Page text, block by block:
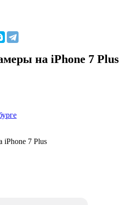
на iPhone 7 Plus
iPhone 7 Plus